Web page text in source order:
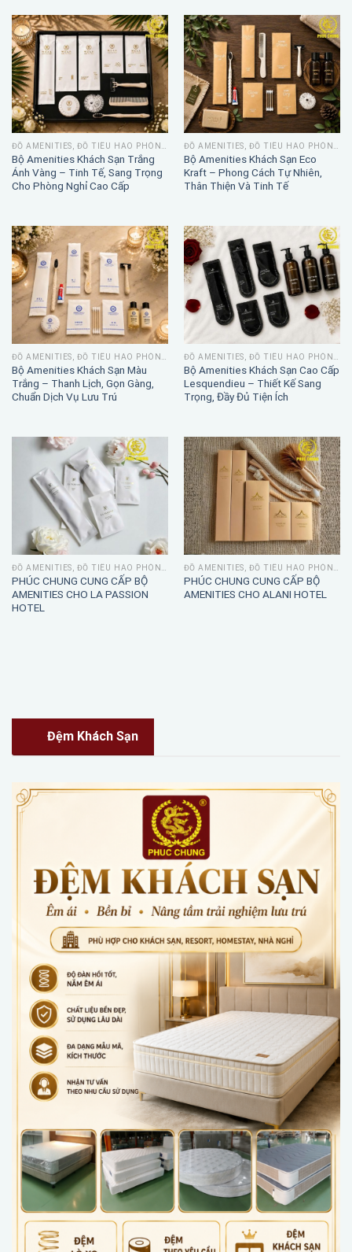
Bộ Amenities Khách Sạn Trắng
Ánh Vàng – Tinh Tế, Sang Trọng
Cho Phòng Nghỉ Cao Cấp
Bộ Amenities Khách Sạn Eco
Kraft – Phong Cách Tự Nhiên,
Thân Thiện Và Tinh Tế
Bộ Amenities Khách Sạn Màu
Trắng – Thanh Lịch, Gọn Gàng,
Chuẩn Dịch Vụ Lưu Trú
Bộ Amenities Khách Sạn Cao Cấp
Lesquendieu – Thiết Kế Sang
Trọng, Đầy Đủ Tiện Ích
PHÚC CHUNG CUNG CẤP BỘ
AMENITIES CHO LA PASSION
HOTEL
PHÚC CHUNG CUNG CẤP BỘ
AMENITIES CHO ALANI HOTEL
Đệm Khách Sạn